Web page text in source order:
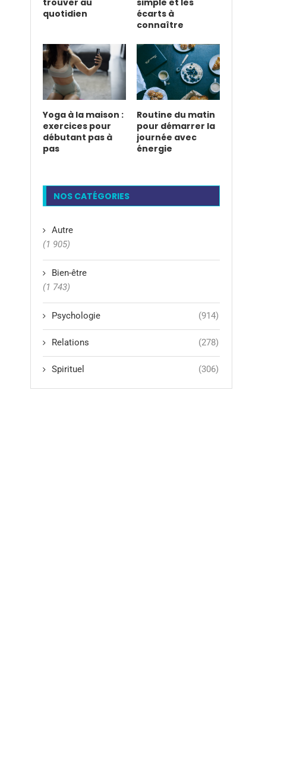
trouver au
quotidien
simple et les
écarts à
connaître
Yoga à la maison :
exercices pour
débutant pas à
pas
Routine du matin
pour démarrer la
journée avec
énergie
NOS CATÉGORIES
Autre
(1 905)
Bien-être
(1 743)
Psychologie (914)
Relations (278)
Spirituel (306)